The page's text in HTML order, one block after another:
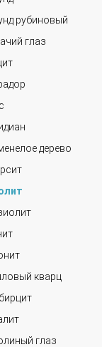
рубиновый
глаз
дерево
кварц
глаз